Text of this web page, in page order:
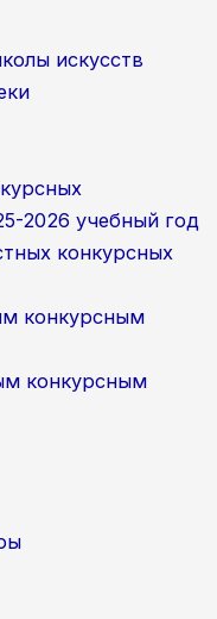
искусств
2026 учебный год
конкурсных
конкурсным
конкурсным